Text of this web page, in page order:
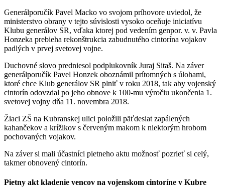
Generálporučík Pavel Macko vo svojom príhovore uviedol, že
ministerstvo obrany v tejto súvislosti vysoko oceňuje iniciatívu
Klubu generálov SR, vďaka ktorej pod vedením genpor. v. v. Pavla
Honzeka prebieha rekonštrukcia zabudnutého cintorína vojakov
padlých v prvej svetovej vojne.
Duchovné slovo predniesol podplukovník Juraj Sitaš. Na záver
generálporučík Pavel Honzek oboznámil prítomných s úlohami,
ktoré chce Klub generálov SR plniť v roku 2018, tak aby vojenský
cintorín odovzdal po jeho obnove k 100-mu výročiu ukončenia 1.
svetovej vojny dňa 11. novembra 2018.
Žiaci ZŠ na Kubranskej ulici položili päťdesiat zapálených
kahančekov a krížikov s červeným makom k niektorým hrobom
pochovaných vojakov.
Na záver si mali účastníci pietneho aktu možnosť pozrieť si celý,
takmer obnovený cintorín.
Pietny akt kladenie vencov na vojenskom cintoríne v Kubre